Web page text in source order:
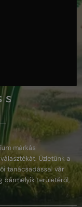
márkás
Üzletünk a
tanácsadással vár
bármelyik területéről,